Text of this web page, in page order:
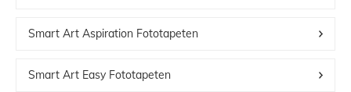
Smart Art Aspiration Fototapeten
Smart Art Easy Fototapeten